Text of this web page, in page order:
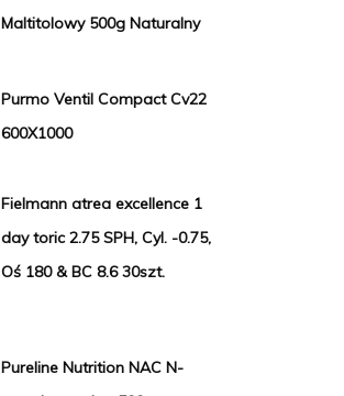
Maltitolowy 500g Naturalny
Purmo Ventil Compact Cv22
600X1000
Fielmann atrea excellence 1
day toric 2.75 SPH, Cyl. -0.75,
Oś 180 & BC 8.6 30szt.
Pureline Nutrition NAC N-